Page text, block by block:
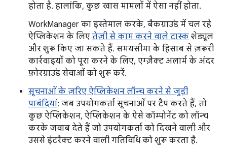
होता है. हालांकि, कुछ खास मामलों में ऐसा नहीं होता.
WorkManager का इस्तेमाल करके, बैकग्राउंड में चल रहे
ऐप्लिकेशन के लिए तेज़ी से काम करने वाले टास्क शेड्यूल
और शुरू किए जा सकते हैं. समयसीमा के हिसाब से ज़रूरी
कार्रवाइयों को पूरा करने के लिए, एग्ज़ैक्ट अलार्म के अंदर
फ़ोरग्राउंड सेवाओं को शुरू करें.
सूचनाओं के ज़रिए ऐप्लिकेशन लॉन्च करने से जुड़ी
पाबंदियां: जब उपयोगकर्ता सूचनाओं पर टैप करते हैं, तो
कुछ ऐप्लिकेशन, ऐप्लिकेशन के ऐसे कॉम्पोनेंट को लॉन्च
करके जवाब देते हैं जो उपयोगकर्ता को दिखने वाली और
उससे इंटरैक्ट करने वाली गतिविधि को शुरू करता है.